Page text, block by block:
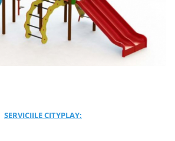
SERVICIILE CITYPLAY: